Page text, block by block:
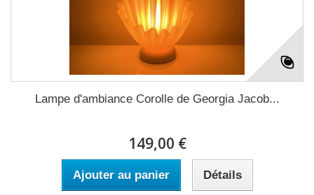
Lampe d'ambiance Corolle de Georgia Jacob...
149,00 €
Ajouter au panier Détails